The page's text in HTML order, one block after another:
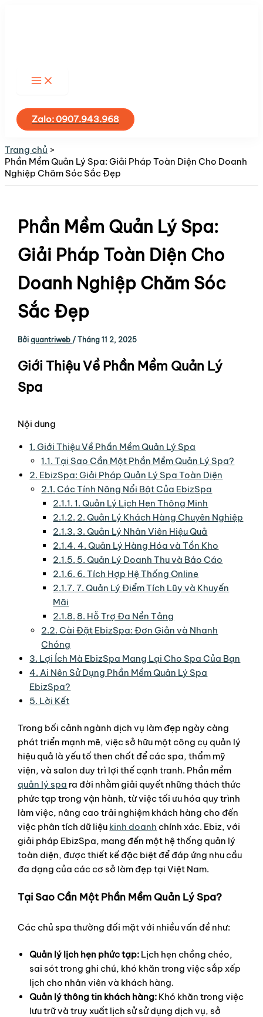
kiếmZalo: 0907.943.968
Trang chủ
Phần Mềm Quản Lý Spa: Giải Pháp Toàn Diện Cho Doanh
Nghiệp Chăm Sóc Sắc Đẹp
Phần Mềm Quản Lý Spa:
Giải Pháp Toàn Diện Cho
Doanh Nghiệp Chăm Sóc
Sắc Đẹp
Bởiquantriweb /Tháng 11 2, 2025
Giới Thiệu Về Phần Mềm Quản Lý
Spa
Nội dung
1. Giới Thiệu Về Phần Mềm Quản Lý Spa
1.1. Tại Sao Cần Một Phần Mềm Quản Lý Spa?
2. EbizSpa: Giải Pháp Quản Lý Spa Toàn Diện
2.1. Các Tính Năng Nổi Bật Của EbizSpa
2.1.1. 1. Quản Lý Lịch Hẹn Thông Minh
2.1.2. 2. Quản Lý Khách Hàng Chuyên Nghiệp
2.1.3. 3. Quản Lý Nhân Viên Hiệu Quả
2.1.4. 4. Quản Lý Hàng Hóa và Tồn Kho
2.1.5. 5. Quản Lý Doanh Thu và Báo Cáo
2.1.6. 6. Tích Hợp Hệ Thống Online
2.1.7. 7. Quản Lý Điểm Tích Lũy và Khuyến
Mãi
2.1.8. 8. Hỗ Trợ Đa Nền Tảng
2.2. Cài Đặt EbizSpa: Đơn Giản và Nhanh
Chóng
3. Lợi Ích Mà EbizSpa Mang Lại Cho Spa Của Bạn
4. Ai Nên Sử Dụng Phần Mềm Quản Lý Spa
EbizSpa?
5. Lời Kết
Trong bối cảnh ngành dịch vụ làm đẹp ngày càng
phát triển mạnh mẽ, việc sở hữu một công cụ quản lý
hiệu quả là yếu tố then chốt để các spa, thẩm mỹ
viện, và salon duy trì lợi thế cạnh tranh. Phần mềm
quản lý spa ra đời nhằm giải quyết những thách thức
phức tạp trong vận hành, từ việc tối ưu hóa quy trình
làm việc, nâng cao trải nghiệm khách hàng cho đến
việc phân tích dữ liệu kinh doanh chính xác. Ebiz, với
giải pháp EbizSpa, mang đến một hệ thống quản lý
toàn diện, được thiết kế đặc biệt để đáp ứng nhu cầu
đa dạng của các cơ sở làm đẹp tại Việt Nam.
Tại Sao Cần Một Phần Mềm Quản Lý Spa?
Các chủ spa thường đối mặt với nhiều vấn đề như:
Quản lý lịch hẹn phức tạp: Lịch hẹn chồng chéo,
sai sót trong ghi chú, khó khăn trong việc sắp xếp
lịch cho nhân viên và khách hàng.
Quản lý thông tin khách hàng: Khó khăn trong việc
lưu trữ và truy xuất lịch sử sử dụng dịch vụ, sở